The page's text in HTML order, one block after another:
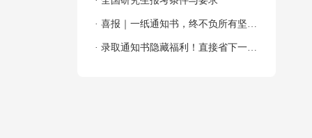
· 喜报｜一纸通知书，终不负所有坚持
与奔赴！
· 录取通知书隐藏福利！直接省下一大